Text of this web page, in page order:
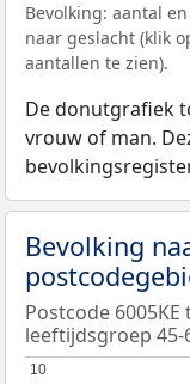
Bevolking: aantal
naar geslacht (klik
aantallen te zien).
De donutgrafiek
vrouw of man.
Bevolking
Postcode
leeftijdsgroep 45-
10
10